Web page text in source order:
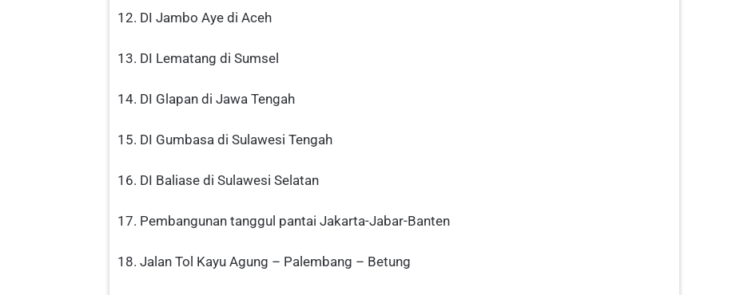
12. DI Jambo Aye di Aceh
13. DI Lematang di Sumsel
14. DI Glapan di Jawa Tengah
15. DI Gumbasa di Sulawesi Tengah
16. DI Baliase di Sulawesi Selatan
17. Pembangunan tanggul pantai Jakarta-Jabar-Banten
18. Jalan Tol Kayu Agung – Palembang – Betung